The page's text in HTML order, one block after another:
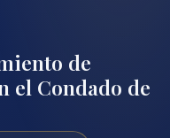
de
el Condado de